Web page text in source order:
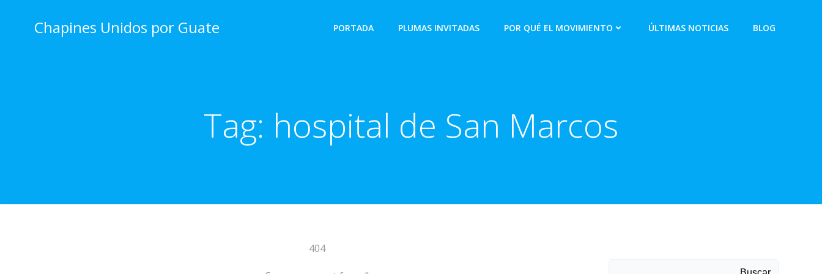
Chapines Unidos por Guate PORTADA PLUMAS INVITADAS POR QUÉ EL MOVIMIENTO ÚLTIMAS NOTICIAS BLOG
Tag: hospital de San Marcos
404